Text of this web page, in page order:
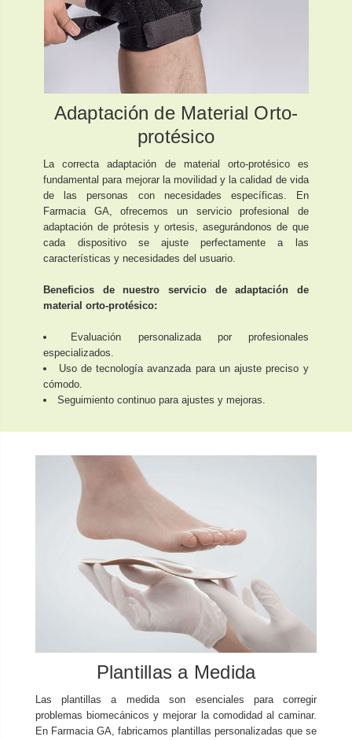
Adaptación de Material Orto-
protésico
La correcta adaptación de material orto-protésico es
fundamental para mejorar la movilidad y la calidad de vida
de las personas con necesidades específicas. En
Farmacia GA, ofrecemos un servicio profesional de
adaptación de prótesis y ortesis, asegurándonos de que
cada dispositivo se ajuste perfectamente a las
características y necesidades del usuario.
Beneficios de nuestro servicio de adaptación de
material orto-protésico:
Evaluación personalizada por profesionales
especializados.
Uso de tecnología avanzada para un ajuste preciso y
cómodo.
Seguimiento continuo para ajustes y mejoras.
Plantillas a Medida
Las plantillas a medida son esenciales para corregir
problemas biomecánicos y mejorar la comodidad al caminar.
En Farmacia GA, fabricamos plantillas personalizadas que se